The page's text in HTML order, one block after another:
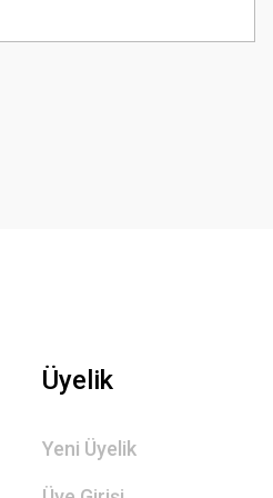
Üyelik
Yeni Üyelik